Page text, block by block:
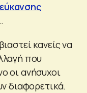
κανείς να
που
οι ανήσυχοι
διαφορετικά.